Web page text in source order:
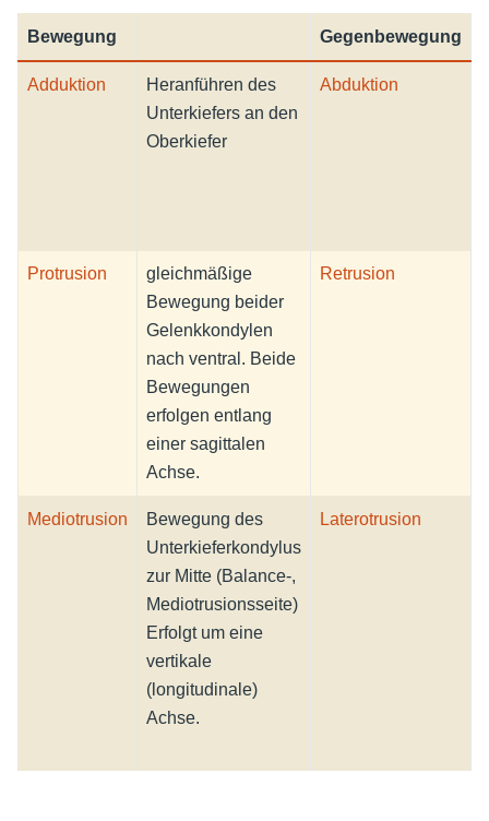
Bewegung Gegenbewegung
Adduktion
Heranführen des
Unterkiefers an den
Oberkiefer
Abduktion
Protrusion
gleichmäßige
Bewegung beider
Gelenkkondylen
nach ventral. Beide
Bewegungen
erfolgen entlang
einer sagittalen
Achse.
Retrusion
Mediotrusion
Bewegung des
Unterkieferkondylus
zur Mitte (Balance-,
Mediotrusionsseite)
Erfolgt um eine
vertikale
(longitudinale)
Achse.
Laterotrusion